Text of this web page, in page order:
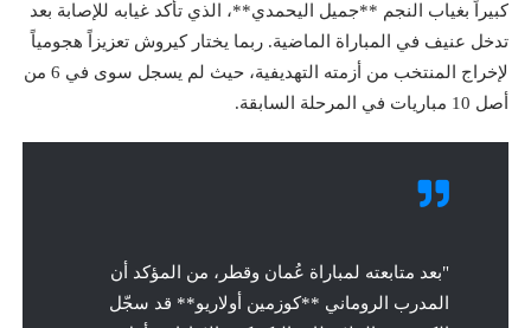
كبيراً بغياب النجم **جميل اليحمدي**، الذي تأكد غيابه للإصابة بعد
تدخل عنيف في المباراة الماضية. ربما يختار كيروش تعزيزاً هجومياً
لإخراج المنتخب من أزمته التهديفية، حيث لم يسجل سوى في 6 من
أصل 10 مباريات في المرحلة السابقة.
"بعد متابعته لمباراة عُمان وقطر، من المؤكد أن
المدرب الروماني **كوزمين أولاريو** قد سجّل